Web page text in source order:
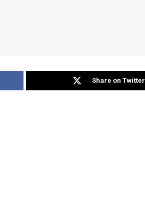
Share on Twitter